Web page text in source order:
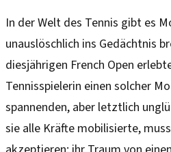
In der Welt des Tennis gibt es
unauslöschlich ins Gedächtnis
diesjährigen French Open
Tennisspielerin einen solcher
spannenden, aber letztlich
sie alle Kräfte mobilisierte,